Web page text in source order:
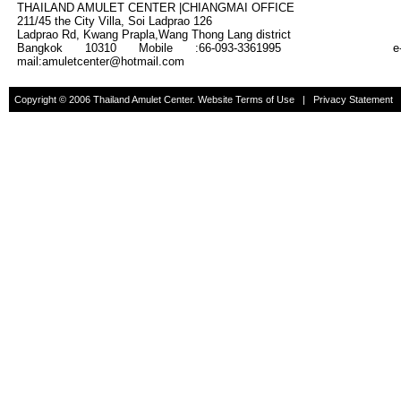
THAILAND AMULET CENTER |CHIANGMAI OFFICE
211/45 the City Villa, Soi Ladprao 126
Ladprao Rd, Kwang Prapla,Wang Thong Lang district
Bangkok 10310
Mobile :66-093-3361995
mail:amuletcenter@hotmail.com
Copyright © 2006 Thailand Amulet Center. Website Terms of Use | Privacy Statement